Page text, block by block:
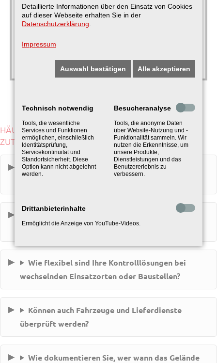
Inhalt wird aufgrund Ihrer fehlenden Zustimmung
zu Drittanbieter-Inhalten nicht angezeigt.
Klicken Sie hier um Ihre Einstellungen zu
HÄUFIGE FRAGEN ZU PROFESSIONELLEN
ZUTRITTSKONTROLLEN
Wie stellen Sie sicher, dass nur berechtigte
Sind Ihre Zutrittskontrollen auch bei großen
Menschenmengen zuverlässig?
Wie flexibel sind Ihre Kontrolllösungen bei
wechselnden Einsatzorten oder Baustellen?
Können auch Fahrzeuge und Lieferdienste
überprüft werden?
Wie dokumentieren Sie, wer wann das Gelände
Detaillierte Informationen über den Einsatz von Cookies
auf dieser Webseite erhalten Sie in der
Datenschutzerklärung
Impressum
Auswahl bestätigen Alle akzeptieren
Technisch notwendig
Tools, die wesentliche
Services und Funktionen
ermöglichen, einschließlich
Identitätsprüfung,
Servicekontinuität und
Standortsicherheit. Diese
Option kann nicht abgelehnt
werden.
Besucheranalyse
Tools, die anonyme Daten
über Website-Nutzung und -
Funktionalität sammeln. Wir
nutzen die Erkenntnisse, um
unsere Produkte,
Dienstleistungen und das
Benutzererlebnis zu
verbessern.
Drittanbieterinhalte
Ermöglicht die Anzeige von YouTube-Videos.